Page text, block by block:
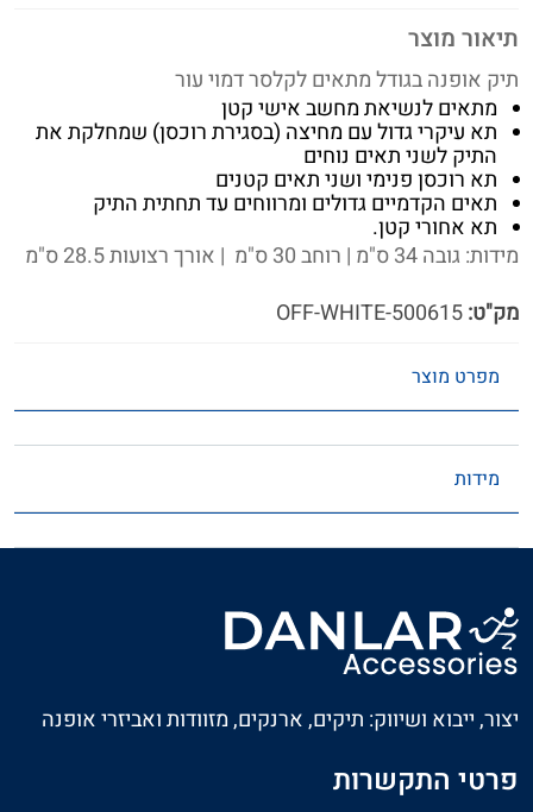
תיאור מוצר
תיק אופנה בגודל מתאים לקלסר דמוי עור
מתאים לנשיאת מחשב אישי קטן
תא עיקרי גדול עם מחיצה (בסגירת רוכסן) שמחלקת את
התיק לשני תאים נוחים
תא רוכסן פנימי ושני תאים קטנים
תאים הקדמיים גדולים ומרווחים עד תחתית התיק
תא אחורי קטן.
מידות: גובה 34 ס"מ | רוחב 30 ס"מ | אורך רצועות 28.5 ס"מ
מק"ט:
מפרט מוצר
מידות
יצור, ייבוא ושיווק: תיקים, ארנקים, מזוודות ואביזרי אופנה
פרטי התקשרות